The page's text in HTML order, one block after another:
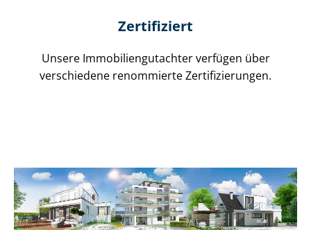
Zertifiziert
Unsere Immobilien­gutachter verfügen über
verschiedene renommierte Zer­ti­fi­zie­run­gen.